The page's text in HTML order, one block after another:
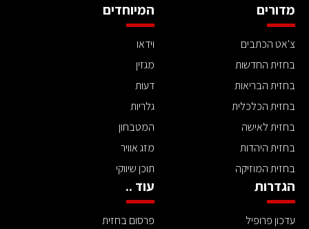
מדורים
צ'אט הכתבים
בחזית החדשות
בחזית הבריאות
בחזית הכלכלית
בחזית לאישה
בחזית היהדות
בחזית המוזיקה
המיוחדים
וידאו
מגזין
דעות
גלריות
המטבחון
מזג אוויר
תוכן שיווקי
הגדרות
עדכון פרופיל
עוד ..
פרסום בחזית